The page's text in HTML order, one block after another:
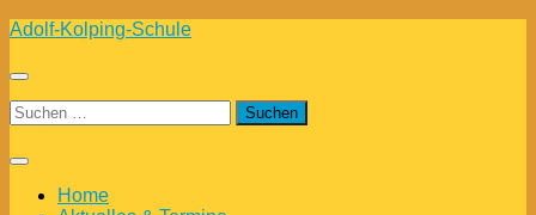
Zum
springen
Adolf-Kolping-Schule
Suchen
nach:
Home